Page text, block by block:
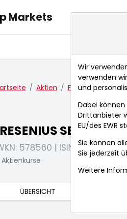
Markets
Aktien FRESENIUS
578560 | ISIN:
ÜBERSICHT
Wir
verwenden
und
Dabei
Drittanbieter
EU/des EWR
Sie können
Sie jederzeit
Weitere